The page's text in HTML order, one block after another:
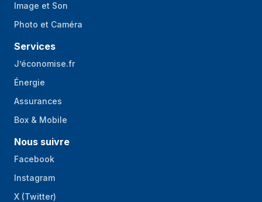
Image et Son
Photo et Caméra
Services
J’économise.fr
Énergie
Assurances
Box & Mobile
Nous suivre
Facebook
Instagram
X (Twitter)